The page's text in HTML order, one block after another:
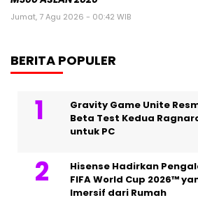
Jumat, 7 Agu 2026 - 00:42 WIB
BERITA POPULER
Gravity Game Unite
Beta Test Kedua
untuk PC
Hisense Hadirkan
FIFA World Cup 2026™
Imersif dari Rumah